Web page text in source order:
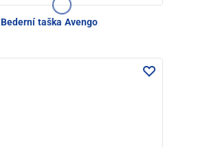
Bederní taška Avengo